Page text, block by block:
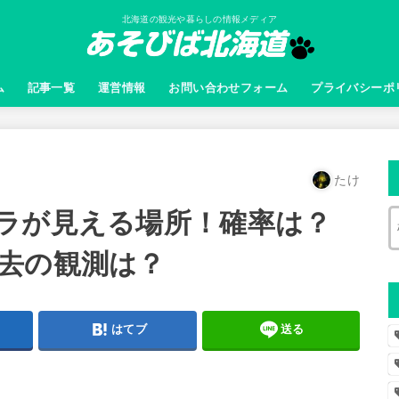
北海道の観光や暮らしの情報メディア
記事一覧 運営情報 お問い合わせフォーム プライバシーポ
たけ
が見える場所！確率は？
の観測は？
はてブ 送る